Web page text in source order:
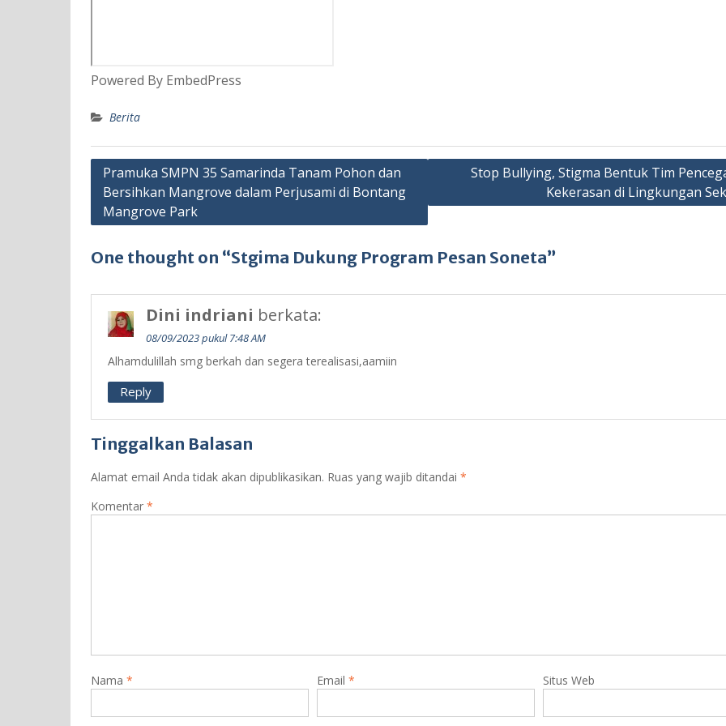
Powered By EmbedPress
Berita
Navigasi
pos
Pramuka SMPN 35 Samarinda Tanam Pohon dan
Bersihkan Mangrove dalam Perjusami di Bontang
Mangrove Park
Stop Bullying, Stigma Bentuk Tim
Kekerasan di Lingkungan
One thought on “Stgima Dukung Program Pesan Soneta”
Dini indriani berkata:
08/09/2023 pukul 7:48 AM
Alhamdulillah smg berkah dan segera terealisasi,aamiin
Reply
Tinggalkan Balasan
Alamat email Anda tidak akan dipublikasikan. Ruas yang wajib ditandai *
Komentar *
Nama * Email* Situs Web